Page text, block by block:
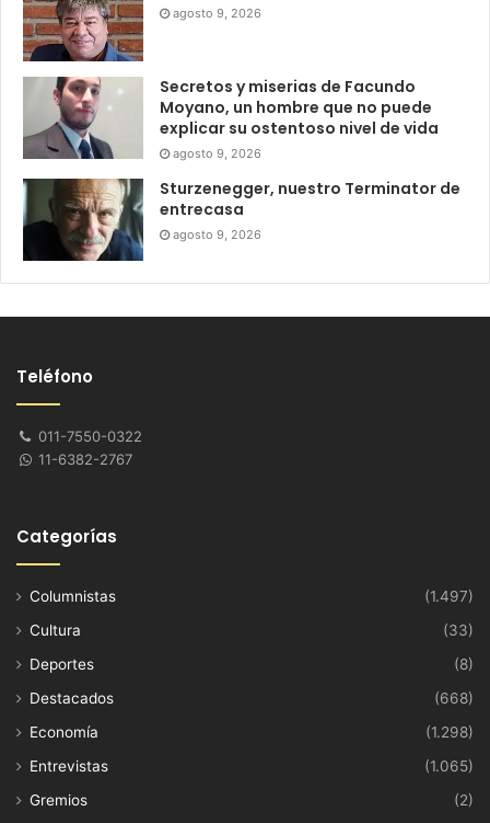
agosto 9, 2026
Secretos y miserias de Facundo
Moyano, un hombre que no puede
explicar su ostentoso nivel de vida
agosto 9, 2026
Sturzenegger, nuestro Terminator de
entrecasa
agosto 9, 2026
Teléfono
011-7550-0322
11-6382-2767
Categorías
Columnistas
(1.497)
Cultura
(33)
Deportes
(8)
Destacados
(668)
Economía
(1.298)
Entrevistas
(1.065)
Gremios
(2)